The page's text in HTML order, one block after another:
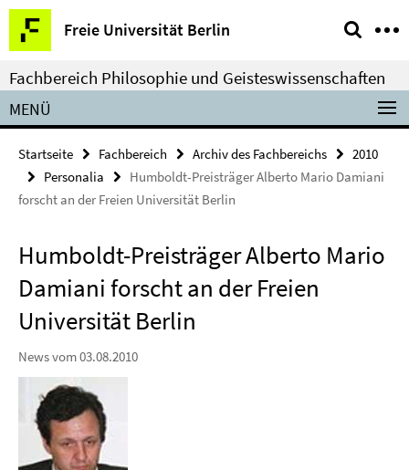
Springe
direkt
zu
Inhalt
Freie Universität Berlin
Service-
Navigation
Fachbereich Philosophie und Geisteswissenschaften
MENÜ
Startseite Fachbereich Archiv des Fachbereichs
2010
Personalia
Humboldt-Preisträger Alberto Mario Damiani
forscht an der Freien Universität Berlin
Humboldt-Preisträger Alberto Mario
Damiani forscht an der Freien
Universität Berlin
News vom 03.08.2010